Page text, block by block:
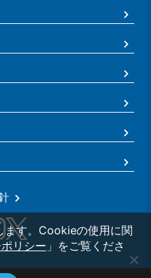
す。Cookieの使用に関
リシー 」をご覧くださ